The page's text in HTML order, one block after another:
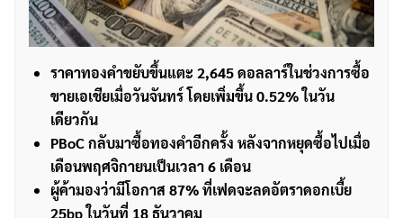
ราคาทองคำขยับขึ้นแตะ 2,645 ดอลลาร์ในช่วงการซื้อ
ขายเอเชียเมื่อวันจันทร์ โดยเพิ่มขึ้น 0.52% ในวัน
เดียวกัน
PBoC กลับมาซื้อทองคำอีกครั้ง หลังจากหยุดซื้อไปเมื่อ
เดือนพฤศจิกายนเป็นเวลา 6 เดือน
ผู้ค้ามองว่ามีโอกาส 87% ที่เฟดจะลดอัตราดอกเบี้ย
25bp ในวันที่ 18 ธันวาคม